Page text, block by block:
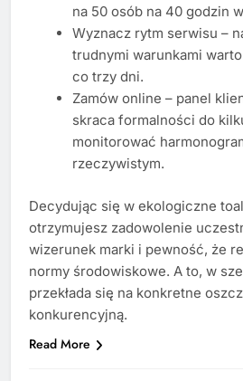
na 50 osób na 40 godzin
Wyznacz rytm serwisu –
trudnymi warunkami
co trzy dni.
Zamów online – panel
skraca formalności do
monitorować
rzeczywistym.
Decydując się w ekologiczne
otrzymujesz zadowolenie
wizerunek marki i pewność, że
normy środowiskowe. A to, w
przekłada się na konkretne
konkurencyjną.
Read More